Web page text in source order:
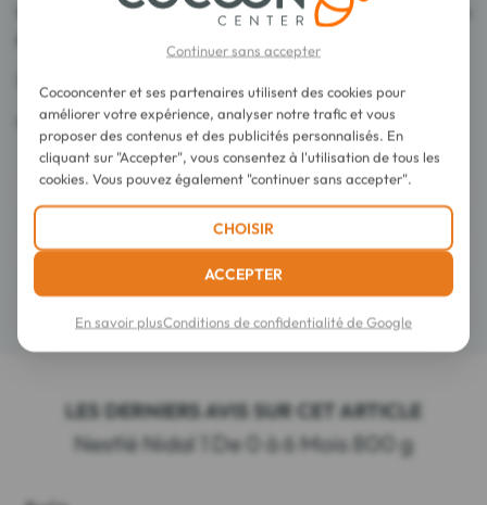
la formule de ce lait est enrichie en DHA, Acide gras
Conforme à la norme NF V90-001.
Conseils d'utilisation
Composition
Détails
LES DERNIERS AVIS SUR CET ARTICLE
Nestlé Nidal 1 De 0 à 6 Mois 800 g
Continuer sans accepter
Cocooncenter et ses partenaires utilisent des cookies pour
améliorer votre expérience, analyser notre trafic et vous
proposer des contenus et des publicités personnalisés. En
cliquant sur "Accepter", vous consentez à l'utilisation de tous les
cookies. Vous pouvez également "continuer sans accepter".
CHOISIR
ACCEPTER
En savoir plusConditions de confidentialité de Google